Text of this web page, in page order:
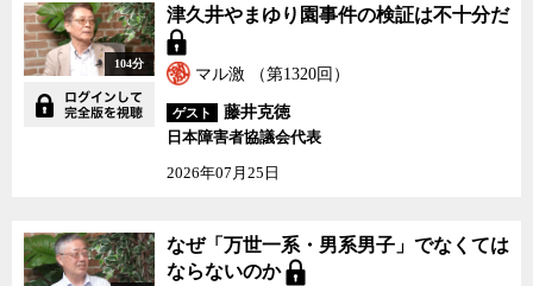
104分
津久井やまゆり園事件の検証は不十分だ
マル激 （第1320回）
ゲスト
藤井克徳
日本障害者協議会代表
2026年07月25日
なぜ「万世一系・男系男子」でなくては
ならないのか